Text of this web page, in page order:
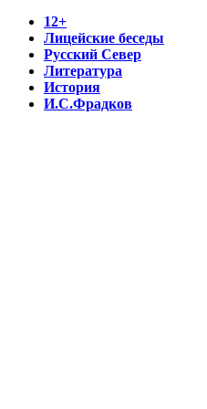
12+
Лицейские беседы
Русский Север
Литература
История
И.С.Фрадков